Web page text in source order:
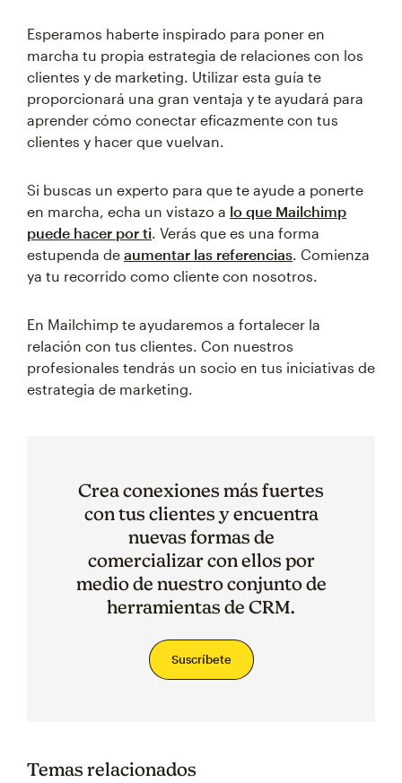
Esperamos haberte inspirado para poner en
marcha tu propia estrategia de relaciones con los
clientes y de marketing. Utilizar esta guía te
proporcionará una gran ventaja y te ayudará para
aprender cómo conectar eficazmente con tus
clientes y hacer que vuelvan.
Si buscas un experto para que te ayude a ponerte
en marcha, echa un vistazo a lo que Mailchimp
puede hacer por ti. Verás que es una forma
estupenda de aumentar las referencias. Comienza
ya tu recorrido como cliente con nosotros.
En Mailchimp te ayudaremos a fortalecer la
relación con tus clientes. Con nuestros
profesionales tendrás un socio en tus iniciativas de
estrategia de marketing.
Crea conexiones más fuertes
con tus clientes y encuentra
nuevas formas de
comercializar con ellos por
medio de nuestro conjunto de
herramientas de CRM.
Suscríbete
Temas relacionados